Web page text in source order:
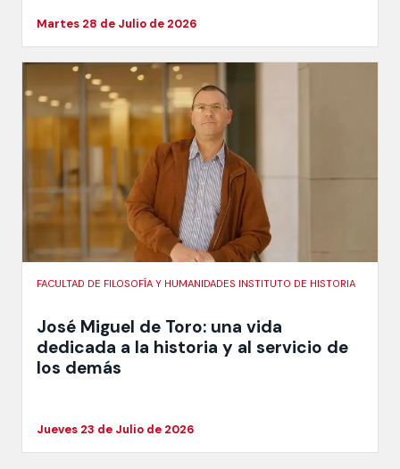
Martes 28 de Julio de 2026
FACULTAD DE FILOSOFÍA Y HUMANIDADES INSTITUTO DE HISTORIA
José Miguel de Toro: una vida
dedicada a la historia y al servicio de
los demás
Jueves 23 de Julio de 2026